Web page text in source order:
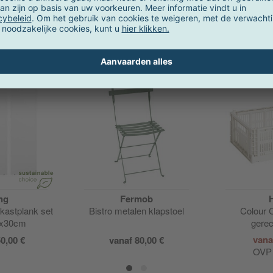
Onze aanbevelingen voor u
set
€
Fermob
Bistro metalen klapstoel
vanaf 80,00 €
Actie
Colour